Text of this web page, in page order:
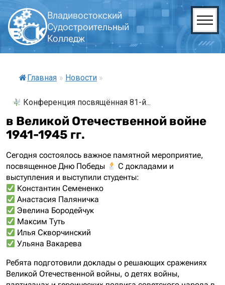
Владивостокский
Судостроительный
Колледж
Главная » Новости »
Конференция посвящённая 81-й...
в Великой Отечественной войне
1941-1945 гг.
Сегодня состоялось важное памятной мероприятие,
посвященное Дню Победы
С докладами и
выступления и выступили студенты:
Константин Семененко
Анастасия Паляничка
Эвелина Бородейчук
Максим Туть
Илья Скворчинский
Ульяна Вакарева
Ребята подготовили доклады о решающих сражениях
Великой Отечественной войны, о детях войны,